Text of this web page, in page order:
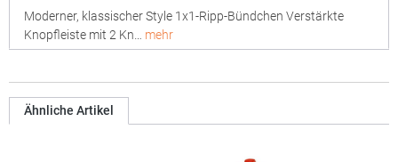
Moderner, klassischer Style 1x1-Ripp-Bündchen Verstärkte
Knopfleiste mit 2 Kn… mehr
Ähnliche Artikel